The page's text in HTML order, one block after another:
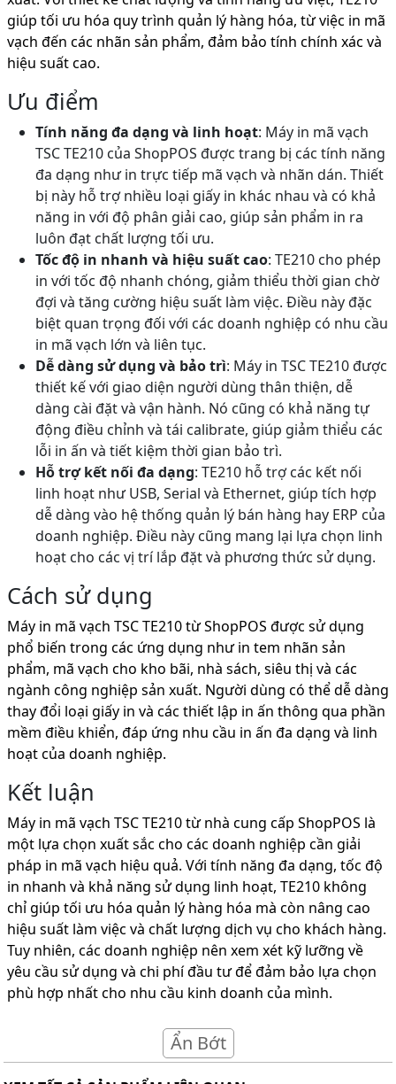
giúp tối ưu hóa quy trình quản lý hàng hóa, từ việc in mã
vạch đến các nhãn sản phẩm, đảm bảo tính chính xác và
hiệu suất cao.
Ưu điểm
Tính năng đa dạng và linh hoạt: Máy in mã vạch
TSC TE210 của ShopPOS được trang bị các tính năng
đa dạng như in trực tiếp mã vạch và nhãn dán. Thiết
bị này hỗ trợ nhiều loại giấy in khác nhau và có khả
năng in với độ phân giải cao, giúp sản phẩm in ra
luôn đạt chất lượng tối ưu.
Tốc độ in nhanh và hiệu suất cao: TE210 cho phép
in với tốc độ nhanh chóng, giảm thiểu thời gian chờ
đợi và tăng cường hiệu suất làm việc. Điều này đặc
biệt quan trọng đối với các doanh nghiệp có nhu cầu
in mã vạch lớn và liên tục.
Dễ dàng sử dụng và bảo trì: Máy in TSC TE210 được
thiết kế với giao diện người dùng thân thiện, dễ
dàng cài đặt và vận hành. Nó cũng có khả năng tự
động điều chỉnh và tái calibrate, giúp giảm thiểu các
lỗi in ấn và tiết kiệm thời gian bảo trì.
Hỗ trợ kết nối đa dạng: TE210 hỗ trợ các kết nối
linh hoạt như USB, Serial và Ethernet, giúp tích hợp
dễ dàng vào hệ thống quản lý bán hàng hay ERP của
doanh nghiệp. Điều này cũng mang lại lựa chọn linh
hoạt cho các vị trí lắp đặt và phương thức sử dụng.
Cách sử dụng
Máy in mã vạch TSC TE210 từ ShopPOS được sử dụng
phổ biến trong các ứng dụng như in tem nhãn sản
phẩm, mã vạch cho kho bãi, nhà sách, siêu thị và các
ngành công nghiệp sản xuất. Người dùng có thể dễ dàng
thay đổi loại giấy in và các thiết lập in ấn thông qua phần
mềm điều khiển, đáp ứng nhu cầu in ấn đa dạng và linh
hoạt của doanh nghiệp.
Kết luận
Máy in mã vạch TSC TE210 từ nhà cung cấp ShopPOS là
một lựa chọn xuất sắc cho các doanh nghiệp cần giải
pháp in mã vạch hiệu quả. Với tính năng đa dạng, tốc độ
in nhanh và khả năng sử dụng linh hoạt, TE210 không
chỉ giúp tối ưu hóa quản lý hàng hóa mà còn nâng cao
hiệu suất làm việc và chất lượng dịch vụ cho khách hàng.
Tuy nhiên, các doanh nghiệp nên xem xét kỹ lưỡng về
yêu cầu sử dụng và chi phí đầu tư để đảm bảo lựa chọn
phù hợp nhất cho nhu cầu kinh doanh của mình.
Ẩn Bớt